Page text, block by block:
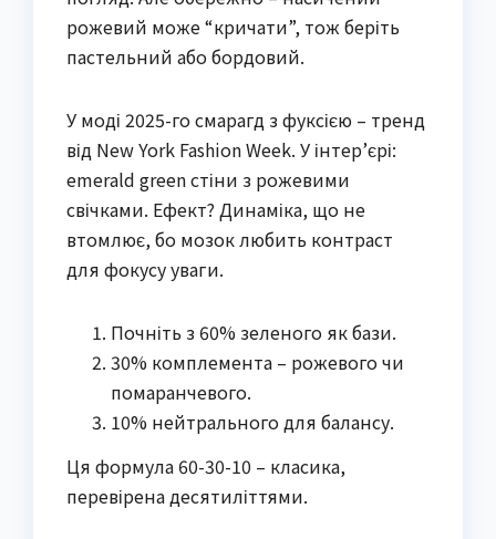
рожевий може “кричати”, тож беріть
пастельний або бордовий.
У моді 2025-го смарагд з фуксією – тренд
від New York Fashion Week. У інтер’єрі:
emerald green стіни з рожевими
свічками. Ефект? Динаміка, що не
втомлює, бо мозок любить контраст
для фокусу уваги.
Почніть з 60% зеленого як бази.
30% комплемента – рожевого чи
помаранчевого.
10% нейтрального для балансу.
Ця формула 60-30-10 – класика,
перевірена десятиліттями.